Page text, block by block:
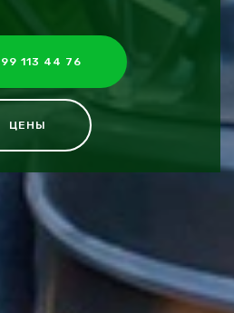
113 44 76
ЦЕНЫ